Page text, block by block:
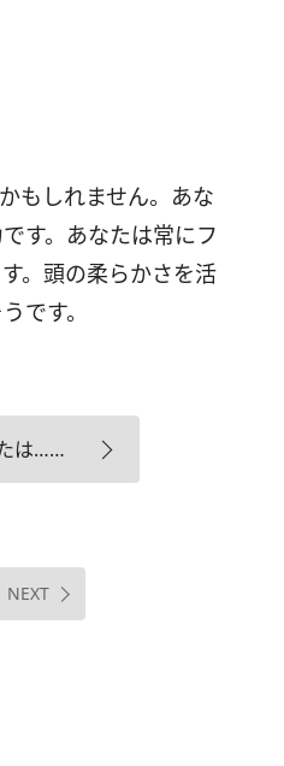
もしれません。あな
す。あなたは常にフ
。頭の柔らかさを活
です。
は……
NEXT